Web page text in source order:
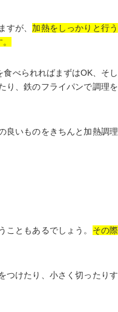
すが、 加熱をしっかりと行う
べられればまずはOK、そし
り、鉄のフライパンで調理を
良いものをきちんと加熱調理
ともあるでしょう。 その際
つけたり、小さく切ったりす